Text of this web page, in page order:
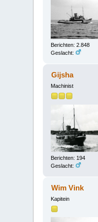
Berichten: 2.848
Geslacht:
Gijsha
Machinist
Berichten: 194
Geslacht:
Wim Vink
Kapitein